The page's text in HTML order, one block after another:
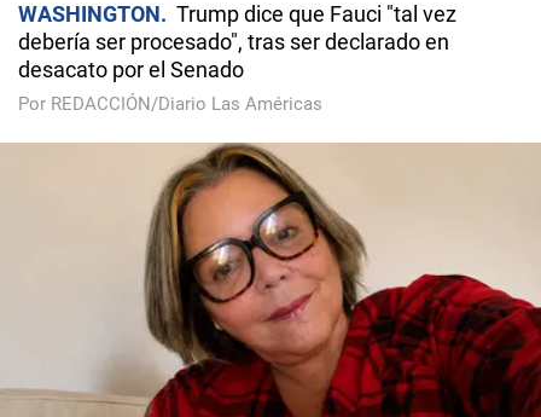
WASHINGTON
Trump dice que Fauci "tal vez
debería ser procesado", tras ser declarado en
desacato por el Senado
Por REDACCIÓN/Diario Las Américas